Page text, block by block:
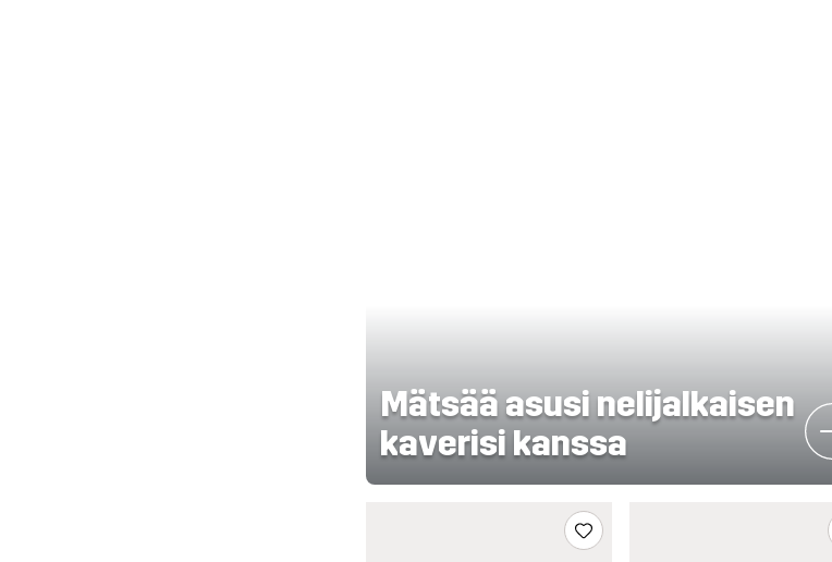
Mätsää asusi nelijalkaisen
kaverisi kanssa